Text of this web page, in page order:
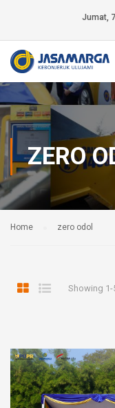
Jumat,
ZERO
Home zero odol
Showing